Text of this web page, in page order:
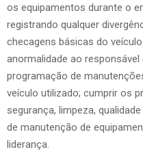
os equipamentos durante o
registrando qualquer
checagens básicas do
anormalidade ao
programação de
veículo utilizado; cumprir os
segurança, limpeza,
de manutenção de
liderança.